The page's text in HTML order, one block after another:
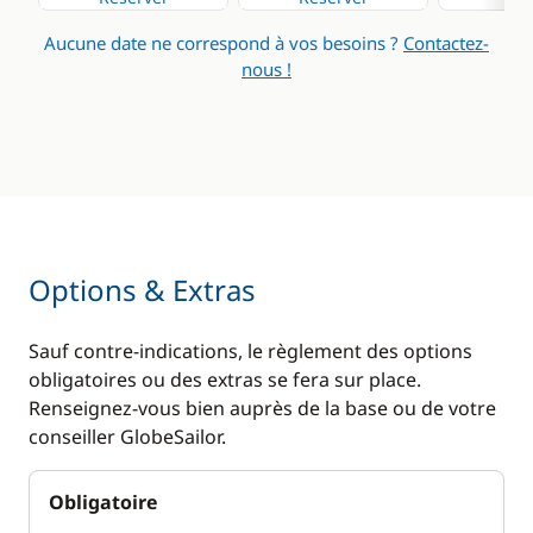
Réfrigérateur
Générateur
Panneaux solaires
Aucune date ne correspond à vos besoins ? Contactez-
nous !
Options & Extras
Sauf contre-indications, le règlement des options
obligatoires ou des extras se fera sur place.
Renseignez-vous bien auprès de la base ou de votre
conseiller GlobeSailor.
Obligatoire